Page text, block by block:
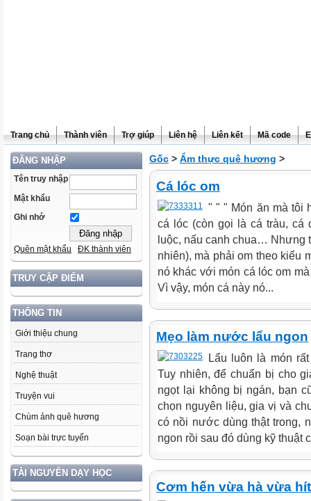
Trang chủ Thành viên Trợ giúp Liên hệ Liên kết Mã code
ĐĂNG NHẬP
Tên truy nhập
Mật khẩu
Ghi nhớ
Quên mật khẩu ĐK thành viên
TRUY CẬP ĐIỂM
THÔNG TIN
Giới thiệu chung
Trang thơ
Nghệ thuật
Truyện vui
Chùm ảnh quê hương
Soạn bài trực tuyến
TÀI NGUYÊN DẠY HỌC
Gốc > Ẩm thực quê hương >
Cá lóc om
" " " Món ăn mà tôi
cá lóc (còn gọi là cá tràu, cá
luộc, nấu canh chua… Nhưng
nhiên), mà phải om theo kiểu
nó khác với món cá lóc om
Vì vậy, món cá này nó...
Mẹo làm nước lẩu ngon
Lẩu luôn là món
Tuy nhiên, để chuẩn bị cho
ngọt lại không bị ngán, bạn
chọn nguyên liệu, gia vị và
có nồi nước dùng thật trong,
ngon rồi sau đó dùng kỹ thuật
Cơm hến vừa hà vừa hít